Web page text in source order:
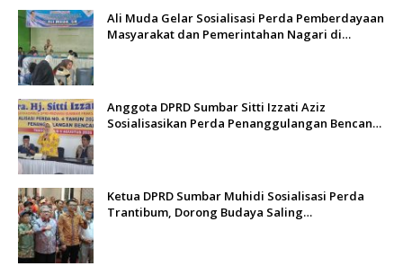
Ali Muda Gelar Sosialisasi Perda Pemberdayaan
Masyarakat dan Pemerintahan Nagari di
Anggota DPRD Sumbar Sitti Izzati Aziz
Sosialisasikan Perda Penanggulangan Bencana
Ketua DPRD Sumbar Muhidi Sosialisasi Perda
Trantibum, Dorong Budaya Saling